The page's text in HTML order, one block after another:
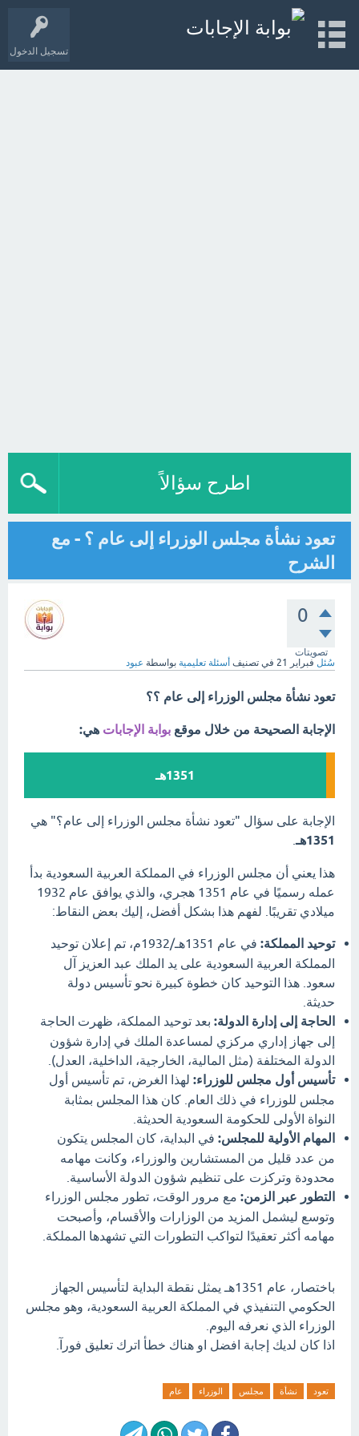
تسجيل الدخول
اطرح سؤالاً
تعود نشأة مجلس الوزراء إلى عام ؟ - مع
الشرح
0
تصويتات
سُئل فبراير 21 في تصنيف أسئلة تعليمية بواسطة عبود
تعود نشأة مجلس الوزراء إلى عام ؟؟
الإجابة الصحيحة من خلال موقع بوابة الإجابات هي:
1351هـ
الإجابة على سؤال "تعود نشأة مجلس الوزراء إلى عام؟" هي
1351هـ .
هذا يعني أن مجلس الوزراء في المملكة العربية السعودية بدأ
عمله رسميًا في عام 1351 هجري، والذي يوافق عام 1932
ميلادي تقريبًا. لفهم هذا بشكل أفضل، إليك بعض النقاط:
توحيد المملكة:
في عام 1351هـ/1932م، تم إعلان توحيد
المملكة العربية السعودية على يد الملك عبد العزيز آل
سعود. هذا التوحيد كان خطوة كبيرة نحو تأسيس دولة
حديثة.
الحاجة إلى إدارة الدولة: بعد توحيد المملكة، ظهرت الحاجة
إلى جهاز إداري مركزي لمساعدة الملك في إدارة شؤون
الدولة المختلفة (مثل المالية، الخارجية، الداخلية، العدل).
تأسيس أول مجلس للوزراء: لهذا الغرض، تم تأسيس أول
مجلس للوزراء في ذلك العام. كان هذا المجلس بمثابة
النواة الأولى للحكومة السعودية الحديثة.
المهام الأولية للمجلس: في البداية، كان المجلس يتكون
من عدد قليل من المستشارين والوزراء، وكانت مهامه
محدودة وتركزت على تنظيم شؤون الدولة الأساسية.
التطور عبر الزمن: مع مرور الوقت، تطور مجلس الوزراء
وتوسع ليشمل المزيد من الوزارات والأقسام، وأصبحت
مهامه أكثر تعقيدًا لتواكب التطورات التي تشهدها المملكة.
باختصار، عام 1351هـ يمثل نقطة البداية لتأسيس الجهاز
الحكومي التنفيذي في المملكة العربية السعودية، وهو مجلس
الوزراء الذي نعرفه اليوم.
اذا كان لديك إجابة افضل او هناك خطأ اترك تعليق فورآ.
تعود نشأة مجلس الوزراء عام